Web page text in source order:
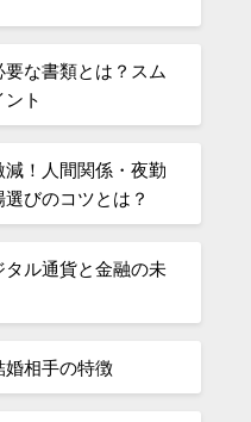
な書類とは？スム
ト
！人間関係・夜勤
びのコツとは？
タル通貨と金融の未
婚相手の特徴